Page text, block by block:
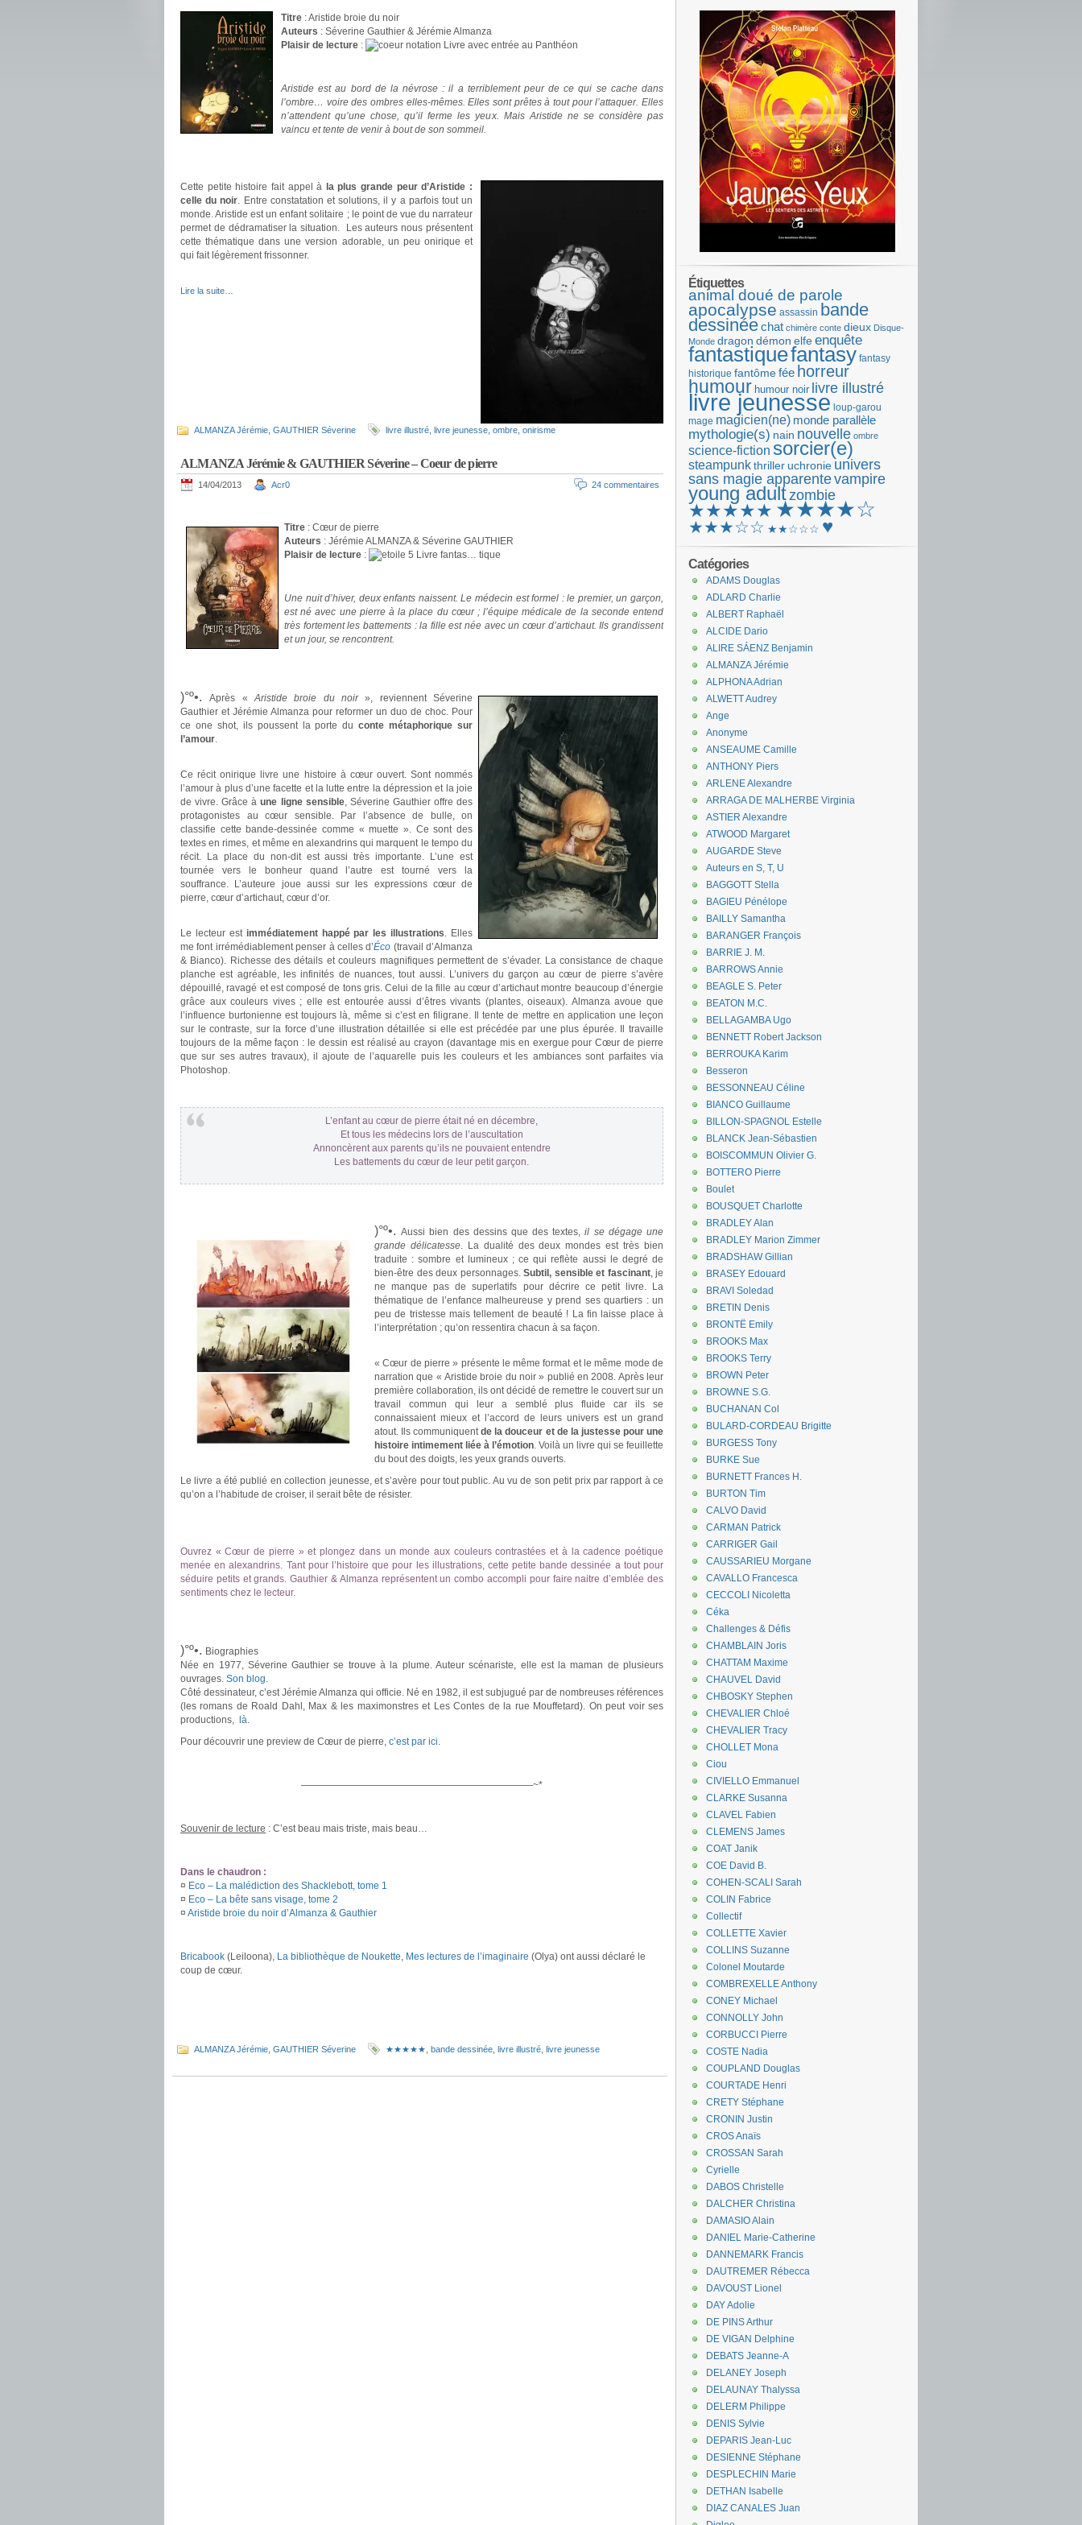
Titre : Aristide broie du noir
Auteurs : Séverine Gauthier & Jérémie Almanza
Plaisir de lecture :
Livre avec entrée au Panthéon
Aristide est au bord de la névrose : il a terriblement peur de ce qui se cache dans
l’ombre… voire des ombres elles-mêmes. Elles sont prêtes à tout pour l’attaquer. Elles
n’attendent qu’une chose, qu’il ferme les yeux. Mais Aristide ne se considère pas
vaincu et tente de venir à bout de son sommeil.
Cette petite histoire fait appel à la plus grande peur d’Aristide :
celle du noir. Entre constatation et solutions, il y a parfois tout un
monde. Aristide est un enfant solitaire ; le point de vue du narrateur
permet de dédramatiser la situation. Les auteurs nous présentent
cette thématique dans une version adorable, un peu onirique et
qui fait légèrement frissonner.
Lire la suite…
ALMANZA Jérémie GAUTHIER Séverine livre illustré livre jeunesse ombre onirisme
ALMANZA Jérémie & GAUTHIER Séverine – Coeur de pierre
14/04/2013 Acr0 24 commentaires
Titre : Cœur de pierre
Auteurs : Jérémie ALMANZA & Séverine GAUTHIER
Plaisir de lecture :
Livre fantas… tique
Une nuit d’hiver, deux enfants naissent. Le médecin est formel : le premier, un garçon,
est né avec une pierre à la place du cœur ; l’équipe médicale de la seconde entend
très fortement les battements : la fille est née avec un cœur d’artichaut. Ils grandissent
et un jour, se rencontrent.
)°º•.Après «Aristide broie du noir», reviennent Séverine
Gauthier et Jérémie Almanza pour reformer un duo de choc. Pour
ce one shot, ils poussent la porte duconte métaphorique sur
l’amour.
Ce récit onirique livre une histoire à cœur ouvert. Sont nommés
l’amour à plus d’une facette et la lutte entre la dépression et la joie
de vivre. Grâce àune ligne sensible, Séverine Gauthier offre des
protagonistes au cœur sensible. Par l’absence de bulle, on
classifie cette bande-dessinée comme « muette ». Ce sont des
textes en rimes, et même en alexandrins qui marquent le tempo du
récit. La place du non-dit est aussi très importante. L’une est
tournée vers le bonheur quand l’autre est tourné vers la
souffrance. L’auteure joue aussi sur les expressions cœur de
pierre, cœur d’artichaut, cœur d’or.
Le lecteur est immédiatement happé par les illustrations. Elles
me font irrémédiablement penser à celles d’Éco (travail d’Almanza
& Bianco). Richesse des détails et couleurs magnifiques permettent de s’évader. La consistance de chaque
planche est agréable, les infinités de nuances, tout aussi. L’univers du garçon au cœur de pierre s’avère
dépouillé, ravagé et est composé de tons gris. Celui de la fille au cœur d’artichaut montre beaucoup d’énergie
grâce aux couleurs vives ; elle est entourée aussi d’êtres vivants (plantes, oiseaux). Almanza avoue que
l’influence burtonienne est toujours là, même si c’est en filigrane. Il tente de mettre en application une leçon
sur le contraste, sur la force d’une illustration détaillée si elle est précédée par une plus épurée. Il travaille
toujours de la même façon : le dessin est réalisé au crayon (davantage mis en exergue pour Cœur de pierre
que sur ses autres travaux), il ajoute de l’aquarelle puis les couleurs et les ambiances sont parfaites via
Photoshop.
L’enfant au cœur de pierre était né en décembre,
Et tous les médecins lors de l’auscultation
Annoncèrent aux parents qu’ils ne pouvaient entendre
Les battements du cœur de leur petit garçon.
)°º•.Aussi bien des dessins que des textes,il se dégage une
grande délicatesse. La dualité des deux mondes est très bien
traduite : sombre et lumineux ; ce qui reflète aussi le degré de
bien-être des deux personnages. Subtil, sensible et fascinant, je
ne manque pas de superlatifs pour décrire ce petit livre. La
thématique de l’enfance malheureuse y prend ses quartiers : un
peu de tristesse mais tellement de beauté ! La fin laisse place à
l’interprétation ; qu’on ressentira chacun à sa façon.
« Cœur de pierre » présente le même format et le même mode de
narration que « Aristide broie du noir » publié en 2008. Après leur
première collaboration, ils ont décidé de remettre le couvert sur un
travail commun qui leur a semblé plus fluide car ils se
connaissaient mieux et l’accord de leurs univers est un grand
atout. Ils communiquentde la douceur et de la justesse pour une
histoire intimement liée à l’émotion. Voilà un livre qui se feuillette
du bout des doigts, les yeux grands ouverts.
Le livre a été publié en collection jeunesse, et s’avère pour tout public. Au vu de son petit prix par rapport à ce
qu’on a l’habitude de croiser, il serait bête de résister.
Ouvrez « Cœur de pierre » et plongez dans un monde aux couleurs contrastées et à la cadence poétique
menée en alexandrins. Tant pour l’histoire que pour les illustrations, cette petite bande dessinée a tout pour
séduire petits et grands. Gauthier & Almanza représentent un combo accompli pour faire naitre d’emblée des
sentiments chez le lecteur.
)°º•. Biographies
Née en 1977, Séverine Gauthier se trouve à la plume. Auteur scénariste, elle est la maman de plusieurs
ouvrages. Son blog.
Côté dessinateur, c’est Jérémie Almanza qui officie. Né en 1982, il est subjugué par de nombreuses références
(les romans de Roald Dahl, Max & les maximonstres et Les Contes de la rue Mouffetard). On peut voir ses
productions,
là.
Pour découvrir une preview de Cœur de pierre, c’est par ici.
————————————————————————~*
Souvenir de lecture : C’est beau mais triste, mais beau…
Dans le chaudron :
¤ Eco – La malédiction des Shacklebott, tome 1
¤ Eco – La bête sans visage, tome 2
¤ Aristide broie du noir d’Almanza & Gauthier
Bricabook (Leiloona), La bibliothèque de Noukette, Mes lectures de l’imaginaire (Olya) ont aussi déclaré le
coup de cœur.
ALMANZA Jérémie GAUTHIER Séverine ★★★★★ bande dessinée livre illustré livre jeunesse
Étiquettes
animal doué de parole
apocalypse assassin bande
dessinéechat chimère conte dieux Disque-
Monde dragon démon elfeenquête
fantastiquefantasy fantasy
historique fantômefée horreur
humour humour noir livre illustré
livre jeunesse loup-garou
mage magicien(ne) monde parallèle
mythologie(s) nain nouvelle ombre
science-fiction sorcier(e)
steampunkthriller uchronie univers
sans magie apparentevampire
young adultzombie
★★★★★ ★★★★☆
★★★☆☆ ★★☆☆☆ ♥
Catégories
ADAMS Douglas
ADLARD Charlie
ALBERT Raphaël
ALCIDE Dario
ALIRE SÁENZ Benjamin
ALMANZA Jérémie
ALPHONA Adrian
ALWETT Audrey
Ange
Anonyme
ANSEAUME Camille
ANTHONY Piers
ARLENE Alexandre
ARRAGA DE MALHERBE Virginia
ASTIER Alexandre
ATWOOD Margaret
AUGARDE Steve
Auteurs en S, T, U
BAGGOTT Stella
BAGIEU Pénélope
BAILLY Samantha
BARANGER François
BARRIE J. M.
BARROWS Annie
BEAGLE S. Peter
BEATON M.C.
BELLAGAMBA Ugo
BENNETT Robert Jackson
BERROUKA Karim
Besseron
BESSONNEAU Céline
BIANCO Guillaume
BILLON-SPAGNOL Estelle
BLANCK Jean-Sébastien
BOISCOMMUN Olivier G.
BOTTERO Pierre
Boulet
BOUSQUET Charlotte
BRADLEY Alan
BRADLEY Marion Zimmer
BRADSHAW Gillian
BRASEY Edouard
BRAVI Soledad
BRETIN Denis
BRONTË Emily
BROOKS Max
BROOKS Terry
BROWN Peter
BROWNE S.G.
BUCHANAN Col
BULARD-CORDEAU Brigitte
BURGESS Tony
BURKE Sue
BURNETT Frances H.
BURTON Tim
CALVO David
CARMAN Patrick
CARRIGER Gail
CAUSSARIEU Morgane
CAVALLO Francesca
CECCOLI Nicoletta
Céka
Challenges & Défis
CHAMBLAIN Joris
CHATTAM Maxime
CHAUVEL David
CHBOSKY Stephen
CHEVALIER Chloé
CHEVALIER Tracy
CHOLLET Mona
Ciou
CIVIELLO Emmanuel
CLARKE Susanna
CLAVEL Fabien
CLEMENS James
COAT Janik
COE David B.
COHEN-SCALI Sarah
COLIN Fabrice
Collectif
COLLETTE Xavier
COLLINS Suzanne
Colonel Moutarde
COMBREXELLE Anthony
CONEY Michael
CONNOLLY John
CORBUCCI Pierre
COSTE Nadia
COUPLAND Douglas
COURTADE Henri
CRETY Stéphane
CRONIN Justin
CROS Anaïs
CROSSAN Sarah
Cyrielle
DABOS Christelle
DALCHER Christina
DAMASIO Alain
DANIEL Marie-Catherine
DANNEMARK Francis
DAUTREMER Rébecca
DAVOUST Lionel
DAY Adolie
DE PINS Arthur
DE VIGAN Delphine
DEBATS Jeanne-A
DELANEY Joseph
DELAUNAY Thalyssa
DELERM Philippe
DENIS Sylvie
DEPARIS Jean-Luc
DESIENNE Stéphane
DESPLECHIN Marie
DETHAN Isabelle
DIAZ CANALES Juan